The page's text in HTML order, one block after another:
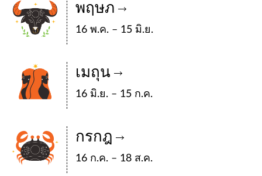
พฤษภ
16 พ.ค. – 15 มิ.ย.
เมถุน
16 มิ.ย. – 15 ก.ค.
กรกฎ
16 ก.ค. – 18 ส.ค.